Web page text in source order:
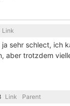
Link
sehr schlect, ich
aber trotzdem
Link Parent